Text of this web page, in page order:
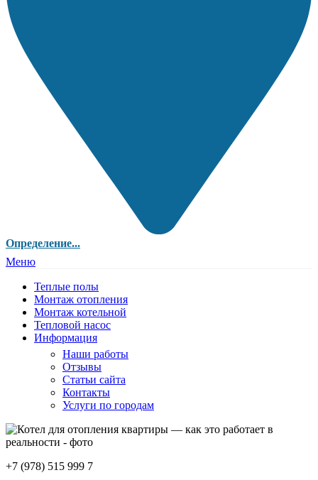
Определение...
Меню
Теплые полы
Монтаж отопления
Монтаж котельной
Тепловой насос
Информация
Наши работы
Отзывы
Статьи сайта
Контакты
Услуги по городам
+7 (978) 515 999 7